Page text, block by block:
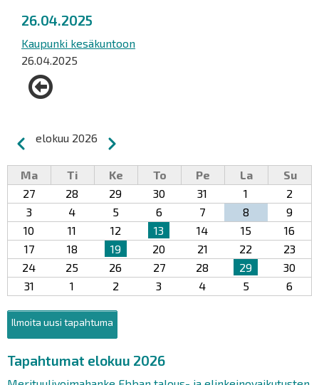
26.04.2025
Kaupunki kesäkuntoon
26.04.2025
Sivutus
Edellinen
elokuu 2026 Seuraava
Ma Ti Ke To Pe La
Su
27
28 29 30 31 1
2
3
4 5 6 7 8
9
10
11 12 13 14 15
16
17
18 19 20 21 22
23
24
25 26 27 28 29
30
31
1 2 3 4 5 6
Ilmoita uusi tapahtuma
Tapahtumat elokuu 2026